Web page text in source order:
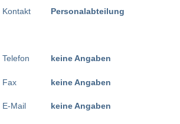
Kontakt
Telefon
Fax
E-Mail
Personalabteilung
keine Angaben
keine Angaben
keine Angaben